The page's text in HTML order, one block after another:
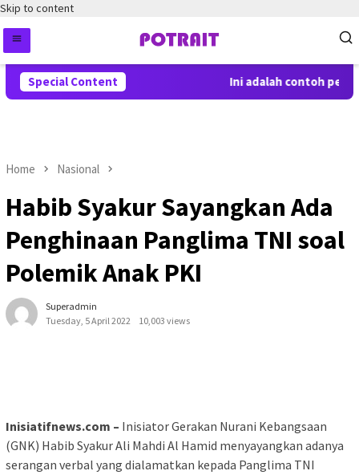
Skip to content
Special Content Ini adalah contoh
Home Nasional
Habib Syakur Sayangkan Ada
Penghinaan Panglima TNI soal
Polemik Anak PKI
Superadmin
Tuesday, 5 April 2022
10,003 views
Inisiatifnews.com – Inisiator Gerakan Nurani Kebangsaan
(GNK) Habib Syakur Ali Mahdi Al Hamid menyayangkan adanya
serangan verbal yang dialamatkan kepada Panglima TNI